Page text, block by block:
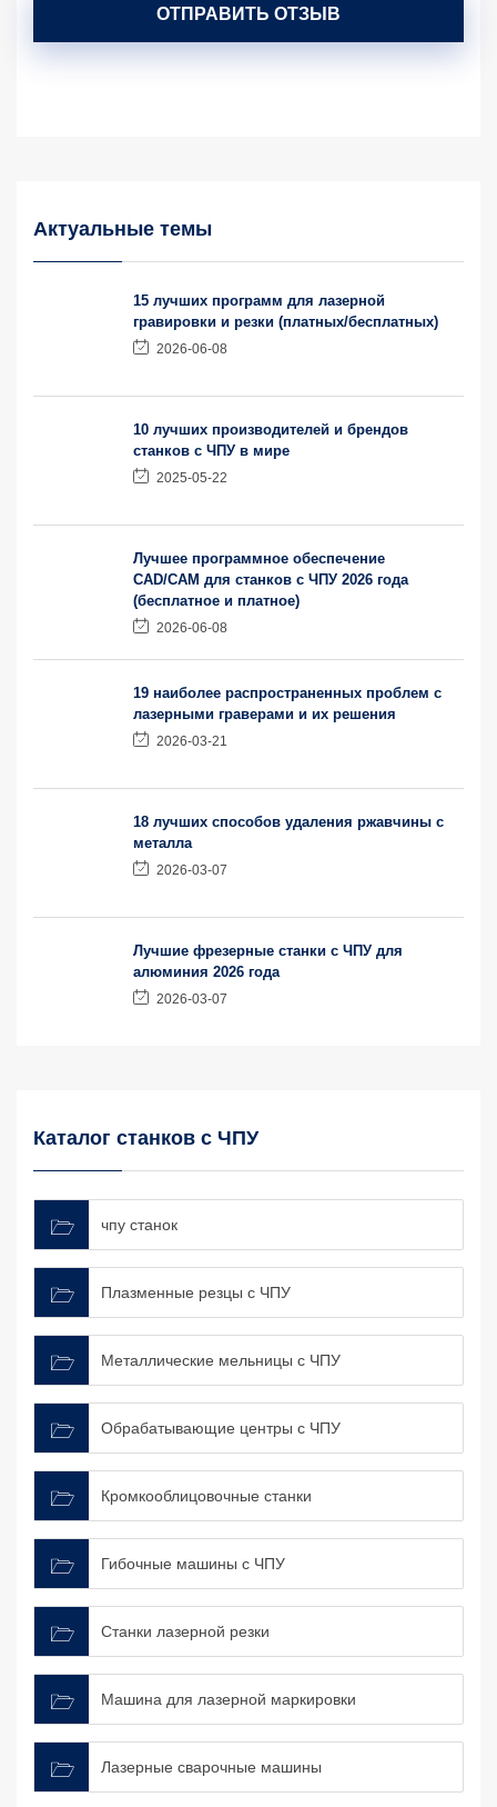
ОТПРАВИТЬ ОТЗЫВ
Актуальные темы
15 лучших программ для лазерной
гравировки и резки (платных/бесплатных)
2026-06-08
10 лучших производителей и брендов
станков с ЧПУ в мире
2025-05-22
Лучшее программное обеспечение
CAD/CAM для станков с ЧПУ 2026 года
(бесплатное и платное)
2026-06-08
19 наиболее распространенных проблем с
лазерными граверами и их решения
2026-03-21
18 лучших способов удаления ржавчины с
металла
2026-03-07
Лучшие фрезерные станки с ЧПУ для
алюминия 2026 года
2026-03-07
Каталог станков с ЧПУ
чпу станок
Плазменные резцы с ЧПУ
Металлические мельницы с ЧПУ
Обрабатывающие центры с ЧПУ
Кромкооблицовочные станки
Гибочные машины с ЧПУ
Станки лазерной резки
Машина для лазерной маркировки
Лазерные сварочные машины